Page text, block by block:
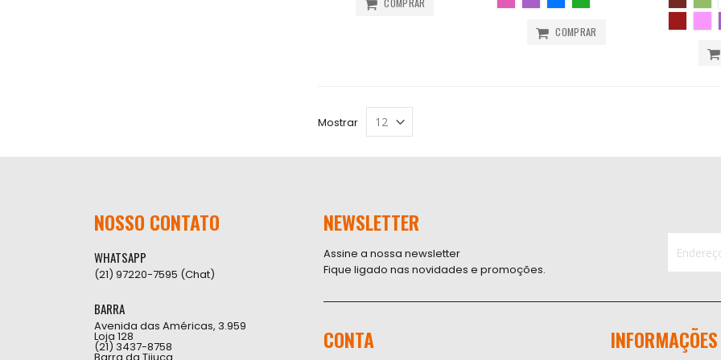
COMPRAR
Mostrar
NOSSO CONTATO
WHATSAPP
(21) 97220-7595 (Chat)
BARRA
Avenida das Américas, 3.959
Loja 128
(21) 3437-8758
NEWSLETTER
Assine a nossa newsletter
Fique ligado nas novidades e promoções.
nossa
Newsletter:
CONTA INFORMAÇÕES